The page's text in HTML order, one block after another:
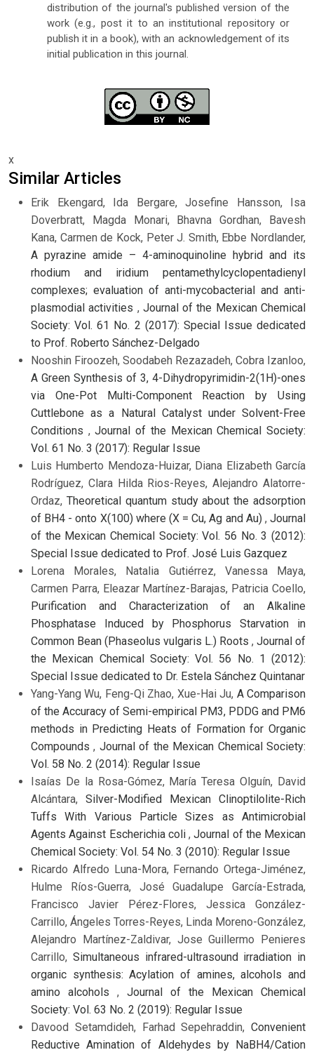
distribution of the journal's published version of the
work (e.g., post it to an institutional repository or
publish it in a book), with an acknowledgement of its
initial publication in this journal.
x
Similar Articles
Erik Ekengard, Ida Bergare, Josefine Hansson, Isa
Doverbratt, Magda Monari, Bhavna Gordhan, Bavesh
Kana, Carmen de Kock, Peter J. Smith, Ebbe Nordlander,
A pyrazine amide – 4-aminoquinoline hybrid and its
rhodium and iridium pentamethylcyclopentadienyl
complexes; evaluation of anti-mycobacterial and anti-
plasmodial activities , Journal of the Mexican Chemical
Society: Vol. 61 No. 2 (2017): Special Issue dedicated
to Prof. Roberto Sánchez-Delgado
Nooshin Firoozeh, Soodabeh Rezazadeh, Cobra Izanloo,
A Green Synthesis of 3, 4-Dihydropyrimidin-2(1H)-ones
via One-Pot Multi-Component Reaction by Using
Cuttlebone as a Natural Catalyst under Solvent-Free
Conditions ,Journal of the Mexican Chemical Society:
Vol. 61 No. 3 (2017): Regular Issue
Luis Humberto Mendoza-Huizar, Diana Elizabeth García
Rodríguez, Clara Hilda Rios-Reyes, Alejandro Alatorre-
Ordaz, Theoretical quantum study about the adsorption
of BH4 - onto X(100) where (X = Cu, Ag and Au) ,Journal
of the Mexican Chemical Society: Vol. 56 No. 3 (2012):
Special Issue dedicated to Prof. José Luis Gazquez
Lorena Morales, Natalia Gutiérrez, Vanessa Maya,
Carmen Parra, Eleazar Martínez-Barajas, Patricia Coello,
Purification and Characterization of an Alkaline
Phosphatase Induced by Phosphorus Starvation in
Common Bean (Phaseolus vulgaris L.) Roots , Journal of
the Mexican Chemical Society: Vol. 56 No. 1 (2012):
Special Issue dedicated to Dr. Estela Sánchez Quintanar
Yang-Yang Wu, Feng-Qi Zhao, Xue-Hai Ju, A Comparison
of the Accuracy of Semi-empirical PM3, PDDG and PM6
methods in Predicting Heats of Formation for Organic
Compounds, Journal of the Mexican Chemical Society:
Vol. 58 No. 2 (2014): Regular Issue
Isaías De la Rosa-Gómez, María Teresa Olguín, David
Alcántara, Silver-Modified Mexican Clinoptilolite-Rich
Tuffs With Various Particle Sizes as Antimicrobial
Agents Against Escherichia coli ,Journal of the Mexican
Chemical Society: Vol. 54 No. 3 (2010): Regular Issue
Ricardo Alfredo Luna-Mora, Fernando Ortega-Jiménez,
Hulme Ríos-Guerra, José Guadalupe García-Estrada,
Francisco Javier Pérez-Flores, Jessica González-
Carrillo, Ángeles Torres-Reyes, Linda Moreno-González,
Alejandro Martínez-Zaldivar, Jose Guillermo Penieres
Carrillo, Simultaneous infrared-ultrasound irradiation in
organic synthesis: Acylation of amines, alcohols and
amino alcohols , Journal of the Mexican Chemical
Society: Vol. 63 No. 2 (2019): Regular Issue
Davood Setamdideh, Farhad Sepehraddin, Convenient
Reductive Amination of Aldehydes by NaBH4/Cation